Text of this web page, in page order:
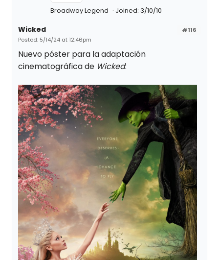
Broadway Legend Joined: 3/10/10
#116
Wicked
Posted: 5/14/24 at 12:46pm
Nuevo póster para la adaptación
cinematográfica de Wicked: